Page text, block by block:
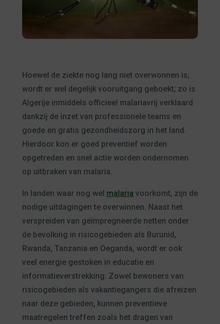
Hoewel de ziekte nog lang niet overwonnen is,
wordt er wel degelijk vooruitgang geboekt; zo is
Algerije inmiddels officieel malariavrij verklaard
dankzij de inzet van professionele teams en
goede en gratis gezondheidszorg in het land.
Hierdoor kon er goed preventief worden
opgetreden en snel actie worden ondernomen
op uitbraken van malaria.
In landen waar nog wel malaria voorkomt, zijn de
nodige uitdagingen te overwinnen. Naast het
verspreiden van geïmpregneerde netten onder
de bevolking in risicogebieden als Burunid,
Rwanda, Tanzania en Oeganda, wordt er ook
veel energie gestoken in educatie en
informatieverstrekking. Zowel bewoners van
risicogebieden als vakantiegangers die afreizen
naar deze gebieden, kunnen preventieve
maatregelen treffen zoals het dragen van